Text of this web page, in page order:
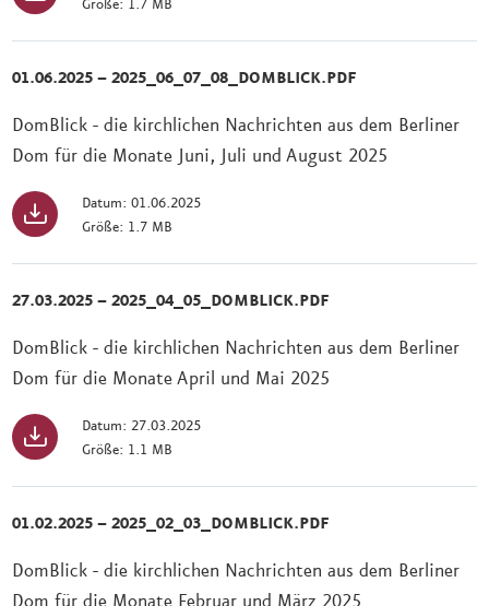
Größe: 1.7 MB
01.06.2025 – 2025_06_07_08_DOMBLICK.PDF
DomBlick - die kirchlichen Nachrichten aus dem Berliner
Dom für die Monate Juni, Juli und August 2025
Datum: 01.06.2025
Größe: 1.7 MB
27.03.2025 – 2025_04_05_DOMBLICK.PDF
DomBlick - die kirchlichen Nachrichten aus dem Berliner
Dom für die Monate April und Mai 2025
Datum: 27.03.2025
Größe: 1.1 MB
01.02.2025 – 2025_02_03_DOMBLICK.PDF
DomBlick - die kirchlichen Nachrichten aus dem Berliner
Dom für die Monate Februar und März 2025